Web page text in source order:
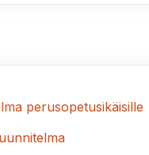
perusopetusikäisille